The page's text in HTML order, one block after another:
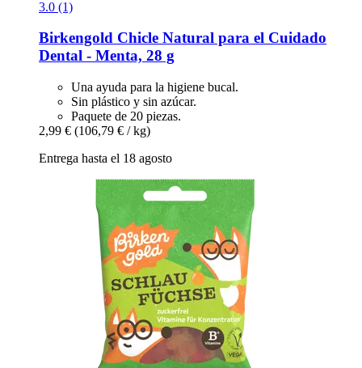
3.0 (1)
Birkengold Chicle Natural para el Cuidado
Dental -​ Menta, 28 g
Una ayuda para la higiene bucal.
Sin plástico y sin azúcar.
Paquete de 20 piezas.
2,99 € (106,79 € / kg)
Entrega hasta el 18 agosto